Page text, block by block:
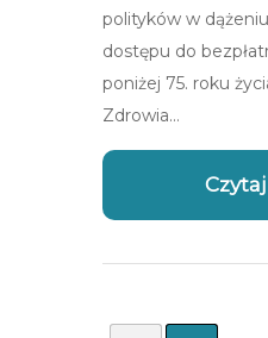
polityków w
dostępu do
poniżej 75. roku
Zdrowia…